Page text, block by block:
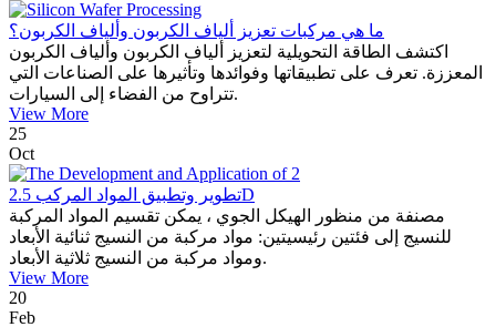
ما هي مركبات تعزيز ألياف الكربون وألياف الكربون؟
اكتشف الطاقة التحويلية لتعزيز ألياف الكربون وألياف الكربون
المعززة. تعرف على تطبيقاتها وفوائدها وتأثيرها على الصناعات التي
تتراوح من الفضاء إلى السيارات.
View More
25
Oct
تطوير وتطبيق المواد المركب 2.5D
مصنفة من منظور الهيكل الجوي ، يمكن تقسيم المواد المركبة
للنسيج إلى فئتين رئيسيتين: مواد مركبة من النسيج ثنائية الأبعاد
ومواد مركبة من النسيج ثلاثية الأبعاد.
View More
20
Feb